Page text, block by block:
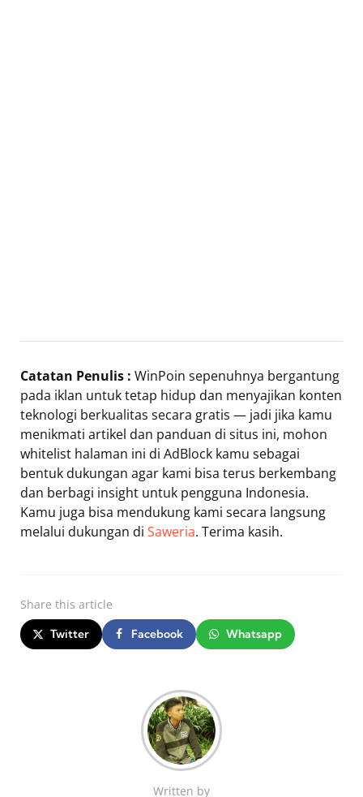
Catatan Penulis : WinPoin sepenuhnya bergantung
pada iklan untuk tetap hidup dan menyajikan konten
teknologi berkualitas secara gratis — jadi jika kamu
menikmati artikel dan panduan di situs ini, mohon
whitelist halaman ini di AdBlock kamu sebagai
bentuk dukungan agar kami bisa terus berkembang
dan berbagi insight untuk pengguna Indonesia.
Kamu juga bisa mendukung kami secara langsung
melalui dukungan di Saweria. Terima kasih.
Share this article
Twitter Facebook Whatsapp
Written by